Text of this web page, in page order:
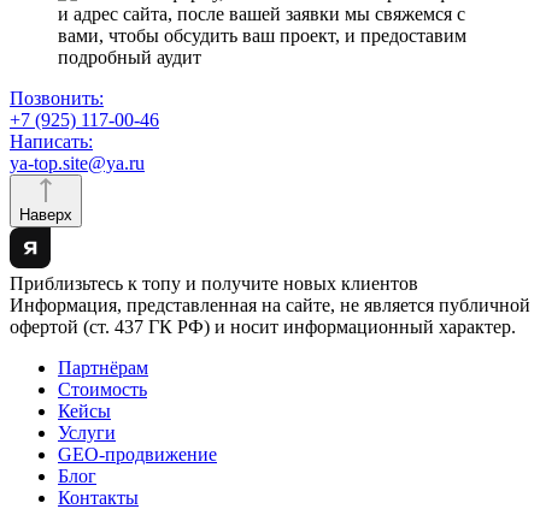
Позвонить:
+7 (925) 117-00-46
Написать:
ya-top.site@ya.ru
Наверх
Приблизьтесь к топу и получите новых клиентов
Информация, представленная на сайте, не является публичной
офертой (ст. 437 ГК РФ) и носит информационный характер.
Партнёрам
Стоимость
Кейсы
Услуги
GEO-продвижение
Блог
Контакты